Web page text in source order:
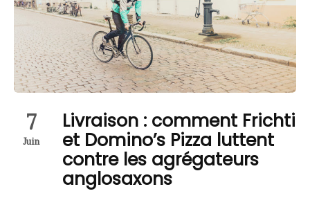
7
Juin
Livraison : comment Frichti
et Domino’s Pizza luttent
contre les agrégateurs
anglosaxons